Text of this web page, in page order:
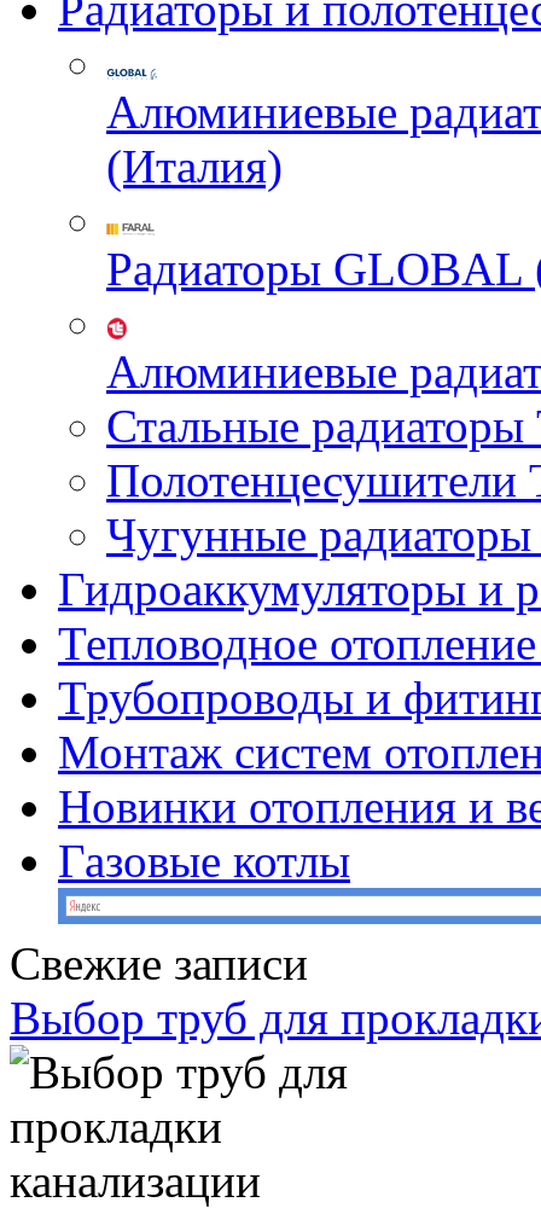
Алюминиевые
(Италия)
Радиаторы GLOBAL
Алюминиевые
Стальные
Чугунные
Гидроаккумуляторы и
Тепловодное
Трубопроводы и
Монтаж систем
Новинки отопления и
Газовые котлы
Свежие записи
Выбор труб для